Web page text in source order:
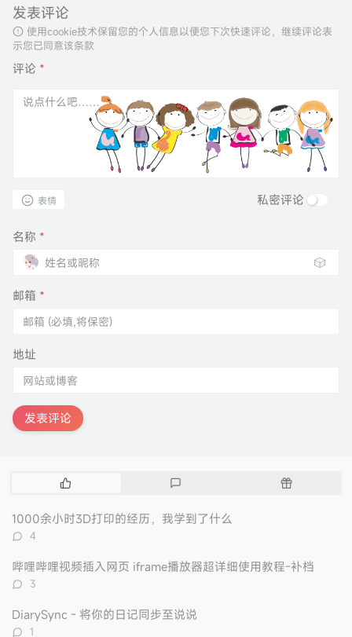
发表评论
使用cookie技术保留您的个人信息以便您下次快速评论，继续评论表
示您已同意该条款
评论 *
表情 私密评论
名称 *
🎲
邮箱 *
地址
发表评论
热
文
评
随
1000余小时3D打印的经历，我学到了什么
评
数：
4
哔哩哔哩视频插入网页 iframe播放器超详细使用教程-补档
评
数：
3
DiarySync - 将你的日记同步至说说
评1